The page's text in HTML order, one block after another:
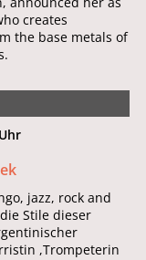
creates
the base metals of
jazz, rock and
Stile dieser
,Trompeterin